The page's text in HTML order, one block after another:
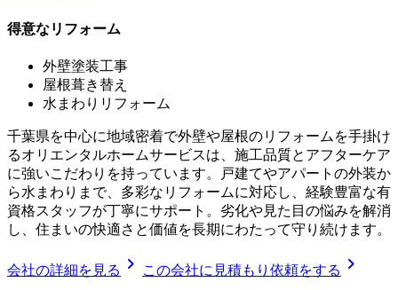
得意なリフォーム
外壁塗装工事
屋根葺き替え
水まわりリフォーム
千葉県を中心に地域密着で外壁や屋根のリフォームを手掛け
るオリエンタルホームサービスは、施工品質とアフターケア
に強いこだわりを持っています。戸建てやアパートの外装か
ら水まわりまで、多彩なリフォームに対応し、経験豊富な有
資格スタッフが丁寧にサポート。劣化や見た目の悩みを解消
し、住まいの快適さと価値を長期にわたって守り続けます。
会社の詳細を見る chevron_right この会社に見積もり依頼をする chevron_right